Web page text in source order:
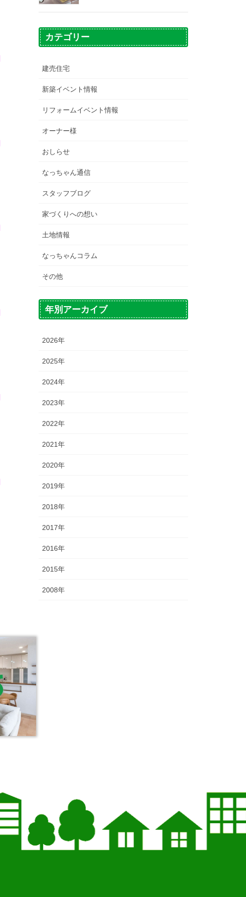
カテゴリー
建売住宅
新築イベント情報
リフォームイベント情報
オーナー様
おしらせ
なっちゃん通信
スタッフブログ
家づくりへの想い
土地情報
なっちゃんコラム
その他
年別アーカイブ
2026年
2025年
2024年
2023年
2022年
2021年
2020年
2019年
2018年
2017年
2016年
2015年
2008年